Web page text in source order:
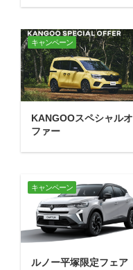
キャンペーン
KANGOOスペシャルオ
ファー
キャンペーン
ルノー平塚限定フェア